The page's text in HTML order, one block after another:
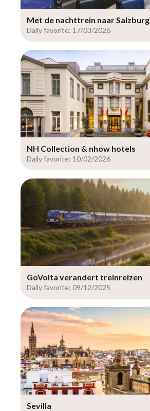
Met de nachttrein naar Salzburg
Daily favorite: 17/03/2026
NH Collection & nhow hotels
Daily favorite: 10/02/2026
GoVolta verandert treinreizen
Daily favorite: 09/12/2025
Sevilla